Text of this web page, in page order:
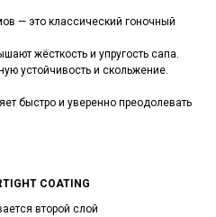
— это классический гоночный
жёсткость и упругость сапа.
устойчивость и скольжение.
быстро и уверенно преодолевать
COATING
второй слой